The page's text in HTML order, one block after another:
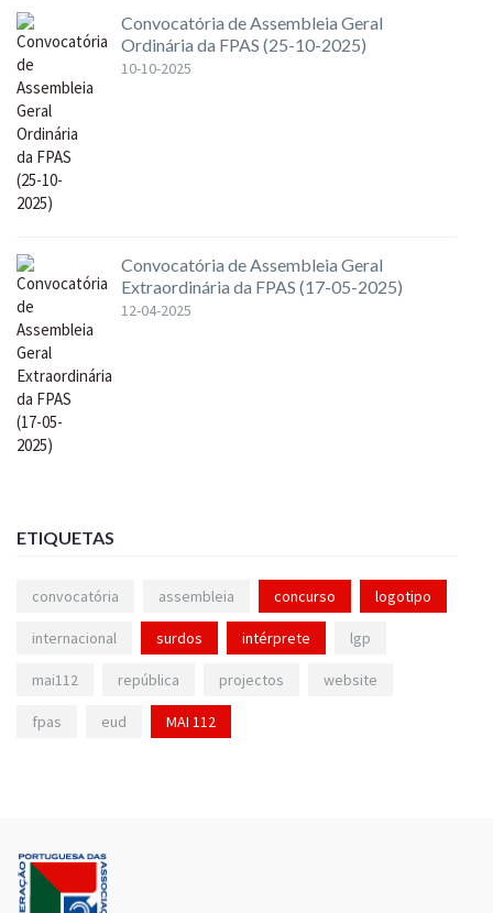
Convocatória de Assembleia Geral
Ordinária da FPAS (25-10-2025)
10-10-2025
Convocatória de Assembleia Geral
Extraordinária da FPAS (17-05-2025)
12-04-2025
ETIQUETAS
convocatória assembleia concurso logotipo
internacional surdos intérprete lgp
mai112 república projectos website
fpas eud MAI 112